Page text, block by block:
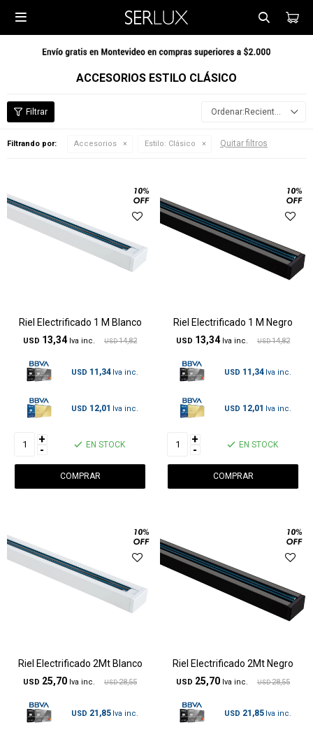

ACCESORIOS ESTILO CLÁSICO
Recientes
Filtrando por: Accesorios Estilo: Clásico Quitar filtros
Riel Electrificado 1 M Blanco
USD 13,34 USD 14,82
USD 11,34
USD 12,01
+
- EN STOCK
Riel Electrificado 1 M Negro
USD 13,34 USD 14,82
USD 11,34
USD 12,01
+
- EN STOCK
Riel Electrificado 2Mt Blanco
USD 25,70 USD 28,55
USD 21,85
Riel Electrificado 2Mt Negro
USD 25,70 USD 28,55
USD 21,85